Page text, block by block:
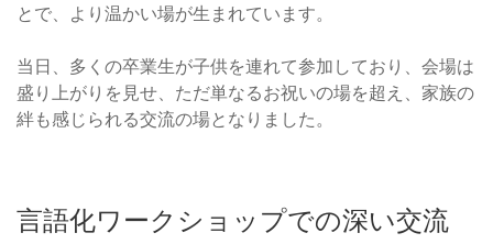
とで、より温かい場が生まれています。
当日、多くの卒業生が子供を連れて参加しており、会場は
盛り上がりを見せ、ただ単なるお祝いの場を超え、家族の
絆も感じられる交流の場となりました。
言語化ワークショップでの深い交流